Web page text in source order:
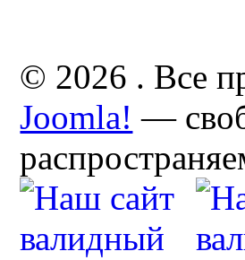
© 2026 . Все
Joomla! —